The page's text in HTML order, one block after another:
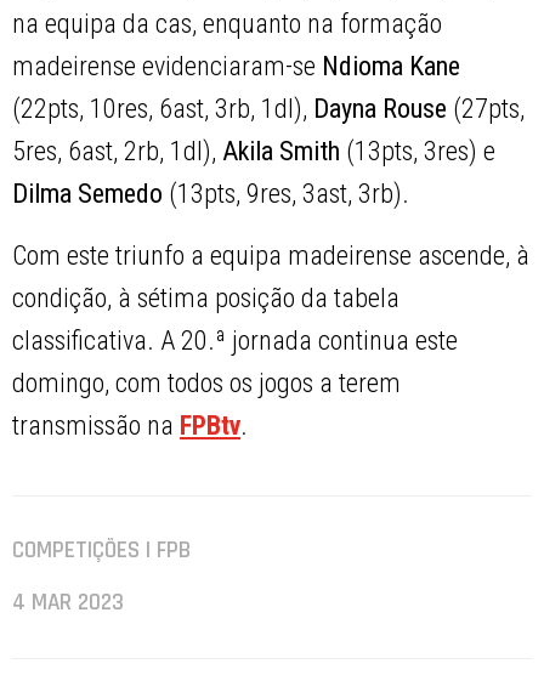
na equipa da cas, enquanto na formação
madeirense evidenciaram-se Ndioma Kane
(22pts, 10res, 6ast, 3rb, 1dl), Dayna Rouse (27pts,
5res, 6ast, 2rb, 1dl), Akila Smith (13pts, 3res) e
Dilma Semedo (13pts, 9res, 3ast, 3rb).
Com este triunfo a equipa madeirense ascende, à
condição, à sétima posição da tabela
classificativa. A 20.ª jornada continua este
domingo, com todos os jogos a terem
transmissão na FPBtv.
COMPETIÇÕES | FPB
4 MAR 2023